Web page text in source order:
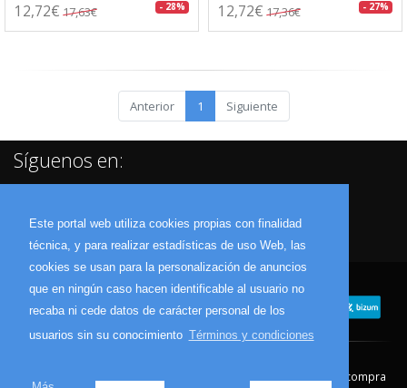
Este portal web utiliza cookies propias con finalidad
técnica, y para realizar estadísticas de uso Web, las
cookies se usan para la personalización de anuncios
que en ningún caso hacen identificable al usuario no
recaba ni cede datos de carácter personal de los
usuarios sin su conocimiento Términos y condiciones
12,72€ 17,63€ - 28% 12,72€ 17,36€ - 27%
Anterior 1 Siguiente
Síguenos en:
Condiciones de compra